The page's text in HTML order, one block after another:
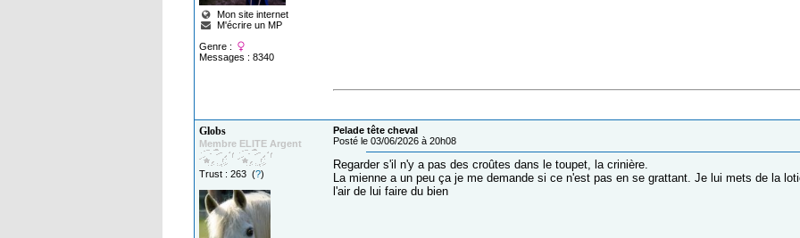
Mon site internet
M'écrire un MP
Genre :
Messages : 8340
Globs
Membre ELITE Argent
Trust : 263 (?)
Pelade tête cheval
Posté le 03/06/2026 à 20h08
Regarder s'il n'y a pas des croûtes dans le toupet, la crinière.
La mienne a un peu ça je me demande si ce n'est pas en se grattant. Je lui mets de la
l'air de lui faire du bien